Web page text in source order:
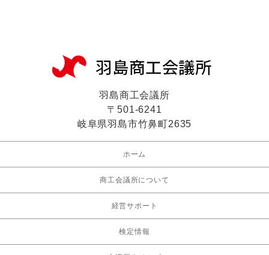
羽島商工会議所
〒501-6241
岐阜県羽島市竹鼻町2635
ホーム
商工会議所について
経営サポート
検定情報